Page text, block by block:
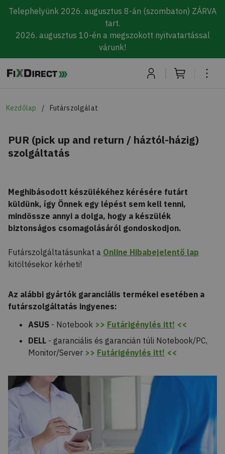
Telephelyünk 2026. augusztus 8-án (szombaton) ZÁRVA
tart.
2026. augusztus 10-én a megszokott nyitvatartással
várunk!
Skip to main content
Kezdőlap Futárszolgálat
PUR (pick up and return / háztól-házig)
szolgáltatás
Meghibásodott készülékéhez kérésére futárt
küldünk, így Önnek egy lépést sem kell tenni,
mindössze annyi a dolga, hogy a készülék
biztonságos csomagolásáról gondoskodjon.
Futárszolgáltatásunkat a Online Hibabejelentő lap
kitöltésekor kérheti!
Az alábbi gyártók garanciális termékei esetében a
futárszolgáltatás ingyenes:
ASUS - Notebook >> Futárigénylés itt! <<
DELL - garanciális és garancián túli Notebook/PC,
Monitor/Server >> Futárigénylés itt! <<